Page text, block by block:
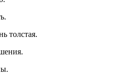
толстая.